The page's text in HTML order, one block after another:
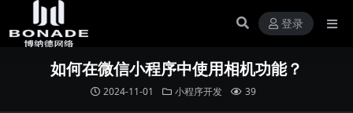
登录
如何在微信小程序中使用相机功能？
2024-11-01 小程序开发 39